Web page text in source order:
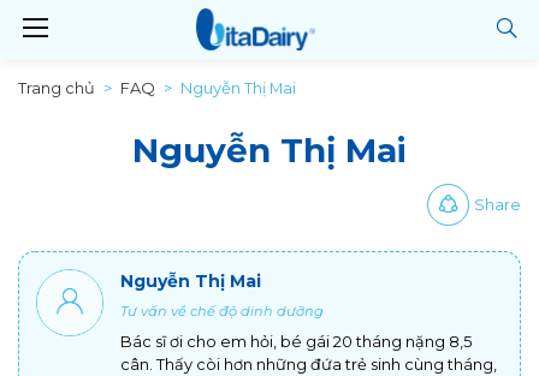
Trang chủ FAQ Nguyễn Thị Mai
Nguyễn Thị Mai
Share
Nguyễn Thị Mai
Tư vấn về chế độ dinh dưỡng
Bác sĩ ơi cho em hỏi, bé gái 20 tháng nặng 8,5
cân. Thấy còi hơn những đứa trẻ sinh cùng tháng,